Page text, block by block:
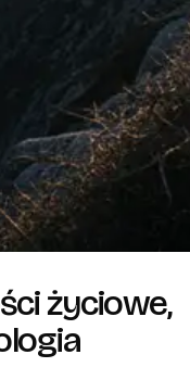
życiowe,